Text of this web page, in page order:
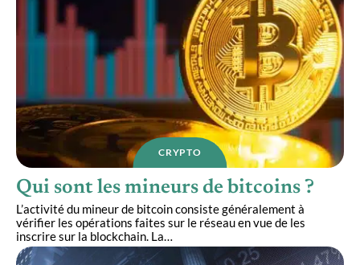
CRYPTO
Qui sont les mineurs de bitcoins ?
L’activité du mineur de bitcoin consiste généralement à
vérifier les opérations faites sur le réseau en vue de les
inscrire sur la blockchain. La…